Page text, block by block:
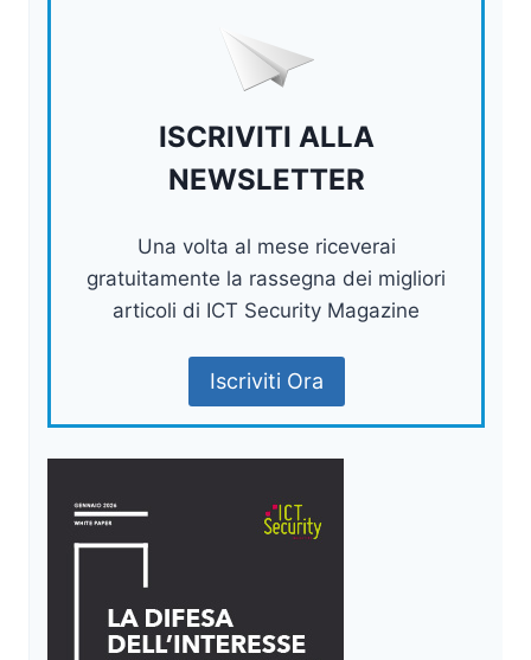
ISCRIVITI ALLA
NEWSLETTER
Una volta al mese riceverai
gratuitamente la rassegna dei migliori
articoli di ICT Security Magazine
Iscriviti Ora